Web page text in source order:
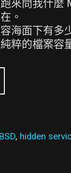
來問我什麼
。
海面下有多
粹的檔案容
, hidden